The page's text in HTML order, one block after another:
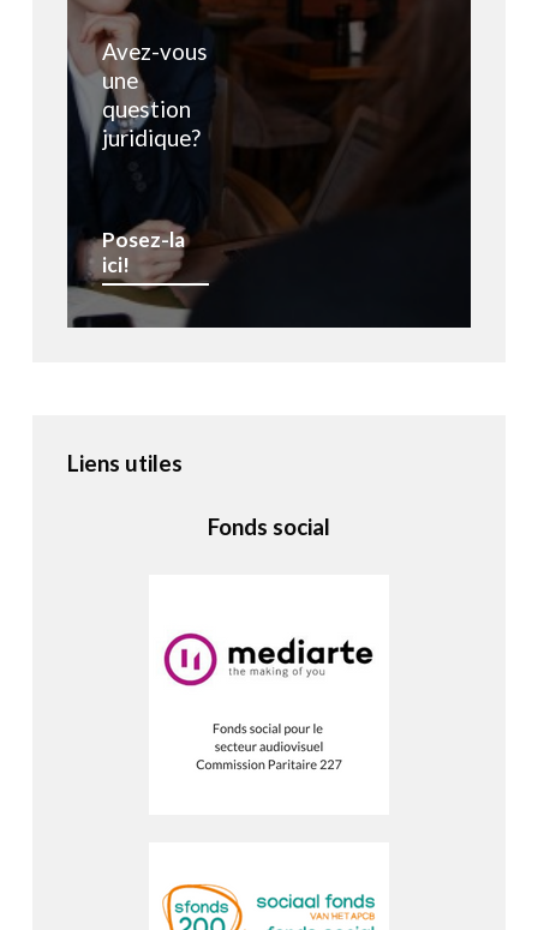
Avez-vous
une
question
juridique?
Posez-la
ici!
Liens utiles
Fonds social